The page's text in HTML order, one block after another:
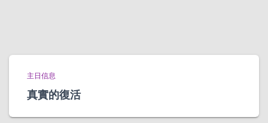
主日信息
真實的復活